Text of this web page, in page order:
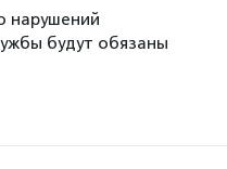
нарушений
будут обязаны